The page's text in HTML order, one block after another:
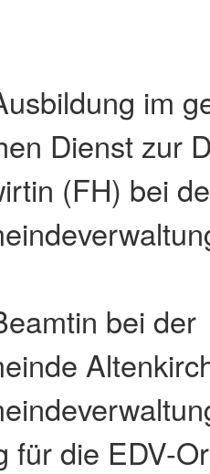
im
Dienst zur
(FH) bei
bei der
für die EDV-